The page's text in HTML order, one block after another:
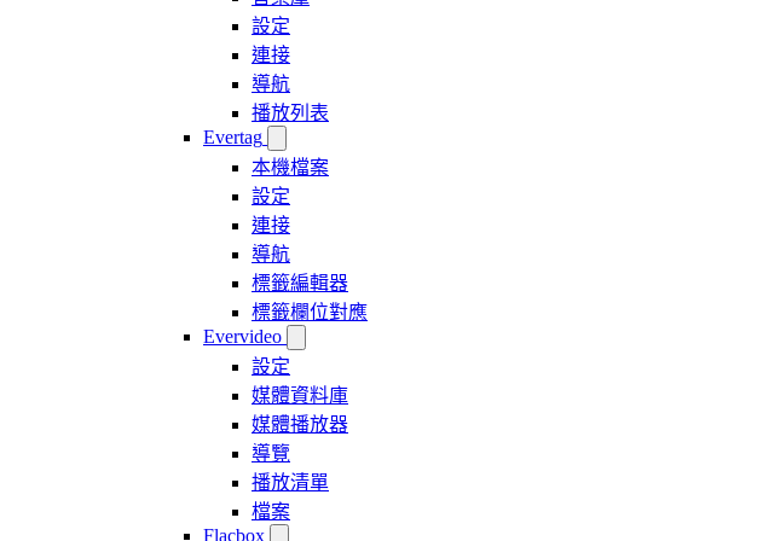
設定
連接
導航
播放列表
Evertag
本機檔案
設定
連接
導航
標籤編輯器
標籤欄位對應
Evervideo
設定
媒體資料庫
媒體播放器
導覽
播放清單
檔案
Flacbox